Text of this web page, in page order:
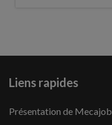
Liens rapides
Présentation de Mecajob